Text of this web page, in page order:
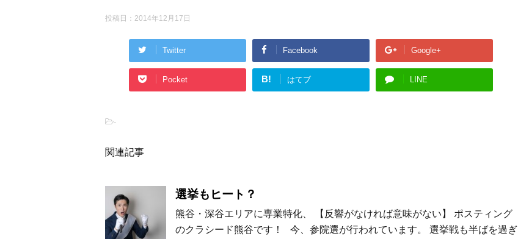
投稿日： 2014年12月17日
Twitter Facebook Google+
Pocket B! はてブ LINE
-
関連記事
選挙もヒート？
熊谷・深谷エリアに専業特化、 【反響がなければ意味がない】 ポスティング
のクラシード熊谷です！ 今、参院選が行われています。 選挙戦も半ばを過ぎ